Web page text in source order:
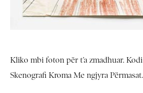
Kliko mbi foton për t’a zmadhuar.
Skenografi Kroma Me ngjyra